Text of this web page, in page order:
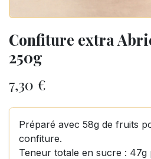
Confiture extra
250g
7,30 €
Préparé avec 58g de fruits
confiture.
Teneur totale en sucre : 47g